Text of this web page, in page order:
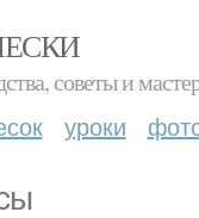
советы и
уроки